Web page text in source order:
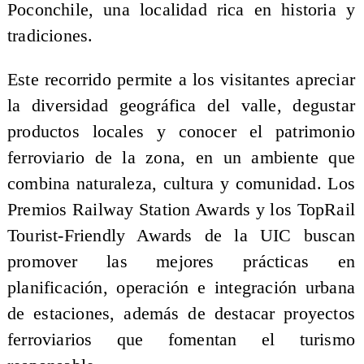
Poconchile, una localidad rica en historia y
tradiciones.
Este recorrido permite a los visitantes apreciar
la diversidad geográfica del valle, degustar
productos locales y conocer el patrimonio
ferroviario de la zona, en un ambiente que
combina naturaleza, cultura y comunidad. Los
Premios Railway Station Awards y los TopRail
Tourist-Friendly Awards de la UIC buscan
promover las mejores prácticas en
planificación, operación e integración urbana
de estaciones, además de destacar proyectos
ferroviarios que fomentan el turismo